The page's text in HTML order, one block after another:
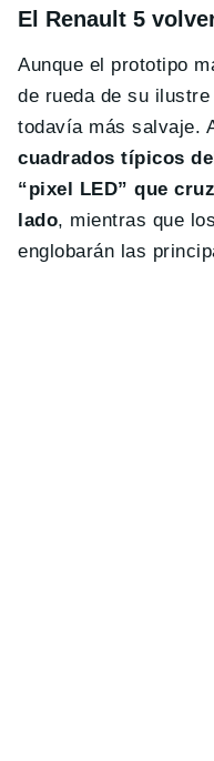
El Renault 5
Aunque el prototipo
de rueda de su
todavía más salvaje.
cuadrados típicos
“pixel LED” que
lado, mientras que
englobarán las